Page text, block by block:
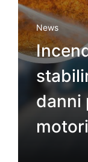
News
danni